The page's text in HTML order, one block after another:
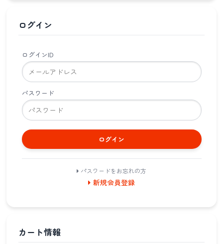
ログイン
ログインID
パスワード
ログイン
パスワードをお忘れの方
新規会員登録
カート情報